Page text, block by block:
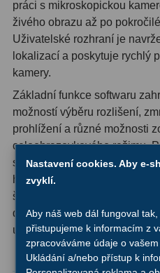
Montáže93
Azimutální AZ5
Paralaktické EQ
Fotografické montáže5
Stativy a pilíře3
Objímky10
Upínací prvky13
Závaží 3
práci s mikroskopickou
živého obrazu až po
Uživatelské rozhraní je
lokalizací a poskytuje rychlý
kamery.
Základní funkce softwaru
možností výběru rozlišení,
prohlížení a různé možnosti
celoobrazovkového režimu.
software umožňuje
horizontálně. Automatické
širokou škálu formátů včetně
dalších, zatímco vestavěný
uložených souborů.
Pokročilé funkce pro
Nastavení cookies. Aby e-
zvyklí.
Aby náš web dál fungoval
přistupujeme k informacím z
zpracováváme údaje o
Ukládání a/nebo přístup k